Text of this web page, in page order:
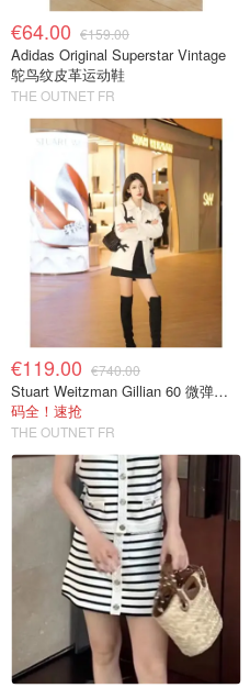
€64.00 €159.00
Adidas Original Superstar Vintage
鸵鸟纹皮革运动鞋
THE OUTNET FR
€119.00 €740.00
Stuart Weitzman Gillian 60 微弹绒面过膝靴 黑色
码全！速抢
THE OUTNET FR